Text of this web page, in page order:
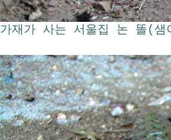
가재가 사는 서울집 논 똘(